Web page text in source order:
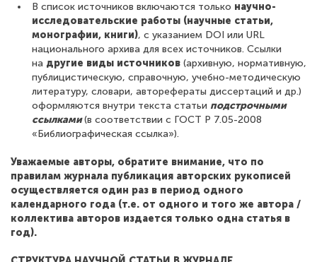
В список источников включаются только научно-
исследовательские работы (научные статьи,
монографии, книги), с указанием DOI или URL
национального архива для всех источников. Ссылки
на другие виды источников (архивную, нормативную,
публицистическую, справочную, учебно-методическую
литературу, словари, авторефераты диссертаций и др.)
оформляются внутри текста статьи подстрочными
ссылками(в соответствии с ГОСТ Р 7.05-2008
«Библиографическая ссылка»).
Уважаемые авторы, обратите внимание, что по
правилам журнала публикация авторских рукописей
осуществляется один раз в период одного
календарного года (т.е. от одного и того же автора /
коллектива авторов издается только одна статья в
год).